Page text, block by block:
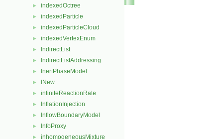
► indexedOctree
► indexedParticle
► indexedParticleCloud
► indexedVertexEnum
► IndirectList
► IndirectListAddressing
► InertPhaseModel
► INew
► infiniteReactionRate
► InflationInjection
► InflowBoundaryModel
► InfoProxy
► inhomogeneousMixture